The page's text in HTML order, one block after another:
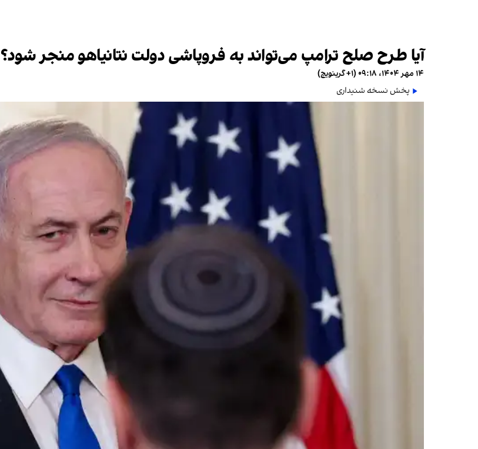
آیا طرح صلح ترامپ می‌تواند به فروپاشی دولت نتانیاهو منجر شود؟
۱۴ مهر ۱۴۰۴، ۰۹:۱۸ (‎+۱ گرینویچ)
پخش نسخه شنیداری